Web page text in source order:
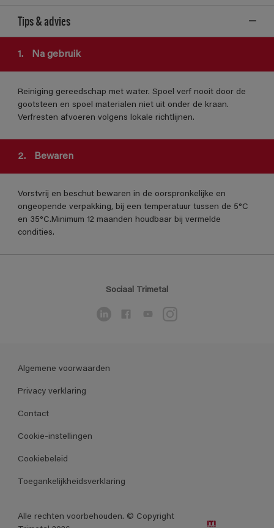
Tips & advies
1. Na gebruik
Reiniging gereedschap met water. Spoel verf nooit door de
gootsteen en spoel materialen niet uit onder de kraan.
Verfresten afvoeren volgens lokale richtlijnen.
2. Bewaren
Vorstvrij en beschut bewaren in de oorspronkelijke en
ongeopende verpakking, bij een temperatuur tussen de 5°C
en 35°C.Minimum 12 maanden houdbaar bij vermelde
condities.
Sociaal Trimetal
Algemene voorwaarden
Privacy verklaring
Contact
Cookie-instellingen
Cookiebeleid
Toegankelijkheidsverklaring
Alle rechten voorbehouden. © Copyright